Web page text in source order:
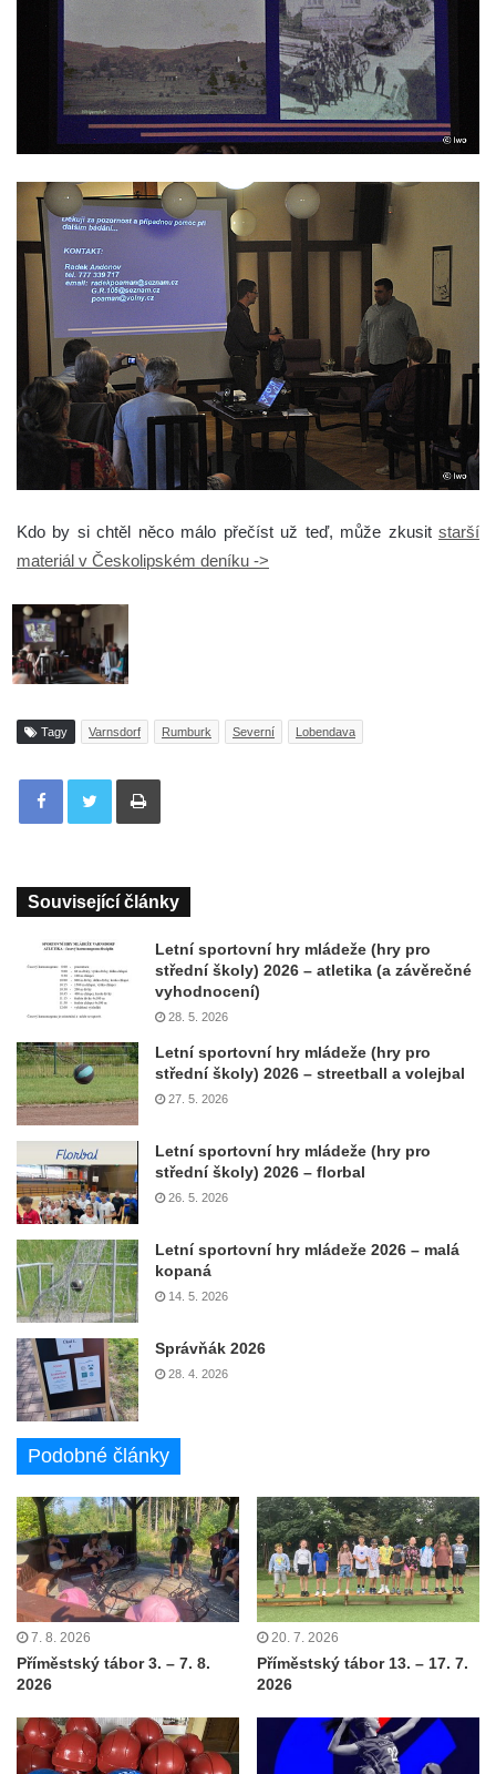
Kdo by si chtěl něco málo přečíst už teď, může zkusit starší
materiál v Českolipském deníku ->
Tagy Varnsdorf Rumburk Severní Lobendava
Tisknout
Související články
Letní sportovní hry mládeže (hry pro
střední školy) 2026 – atletika (a závěrečné
vyhodnocení)
28. 5. 2026
Letní sportovní hry mládeže (hry pro
střední školy) 2026 – streetball a volejbal
27. 5. 2026
Letní sportovní hry mládeže (hry pro
střední školy) 2026 – florbal
26. 5. 2026
Letní sportovní hry mládeže 2026 – malá
kopaná
14. 5. 2026
Správňák 2026
28. 4. 2026
Podobné články
7. 8. 2026
Příměstský tábor 3. – 7. 8.
2026
20. 7. 2026
Příměstský tábor 13. – 17. 7.
2026